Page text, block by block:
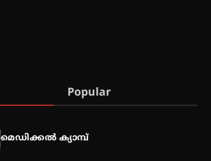
സാധ്യത ഇരിങ്ങാലക്കുടയിൽ 4.4
മില്ലി മീറ്റർ മഴ ലഭിച്ചു
Popular
മെഡിക്കൽ ക്യാമ്പ്